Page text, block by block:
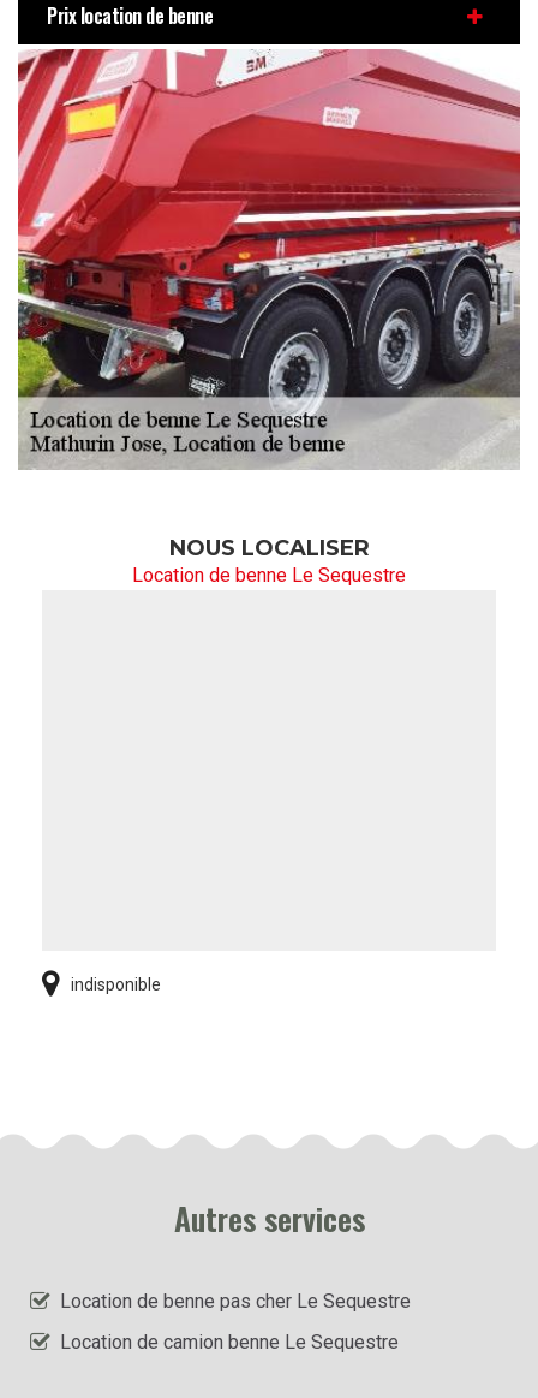
Prix location de benne
NOUS LOCALISER
Location de benne Le Sequestre
indisponible
Autres services
Location de benne pas cher Le Sequestre
Location de camion benne Le Sequestre